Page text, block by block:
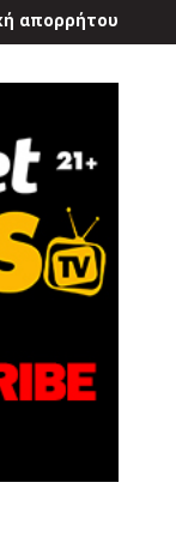
απορρήτου